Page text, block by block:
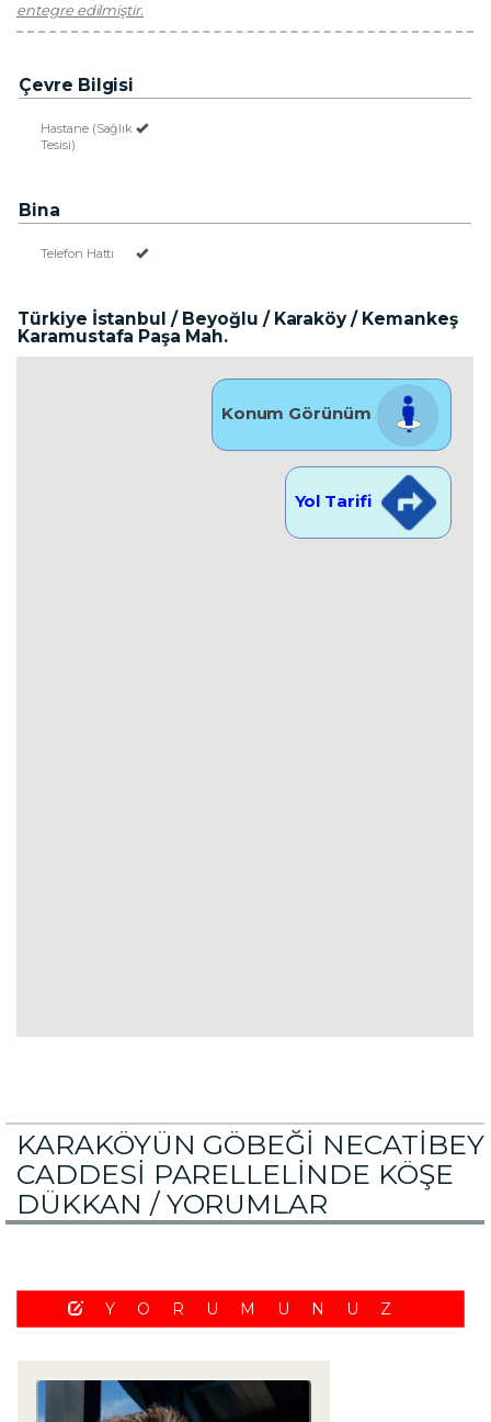
entegre edilmiştir.
Çevre Bilgisi
Hastane (Sağlık
Tesisi)
Bina
Telefon Hattı
Türkiye İstanbul / Beyoğlu / Karaköy/ Kemankeş
Karamustafa Paşa Mah.
Konum Görünüm
Yol Tarifi
KARAKÖYÜN GÖBEĞİ NECATİBEY
CADDESİ PARELLELİNDE KÖŞE
DÜKKAN / YORUMLAR
YORUMUNUZ